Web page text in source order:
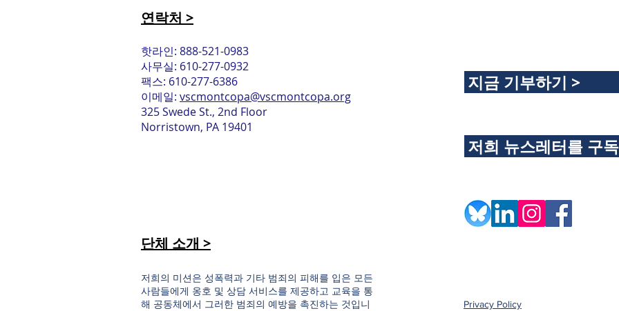
연락처 >
핫라인: 888-521-0983
사무실: 610-277-0932
팩스: 610-277-6386
이메일: vscmontcopa@vscmontcopa.org
325 Swede St., 2nd Floor
Norristown, PA 19401
지금 기부하기 >
저희 뉴스레터를 구
단체 소개 >
저희의 미션은 성폭력과 기타 범죄의 피해를 입은 모든
사람들에게 옹호 및 상담 서비스를 제공하고 교육을 통
해 공동체에서 그러한 범죄의 예방을 촉진하는 것입니
Privacy Policy